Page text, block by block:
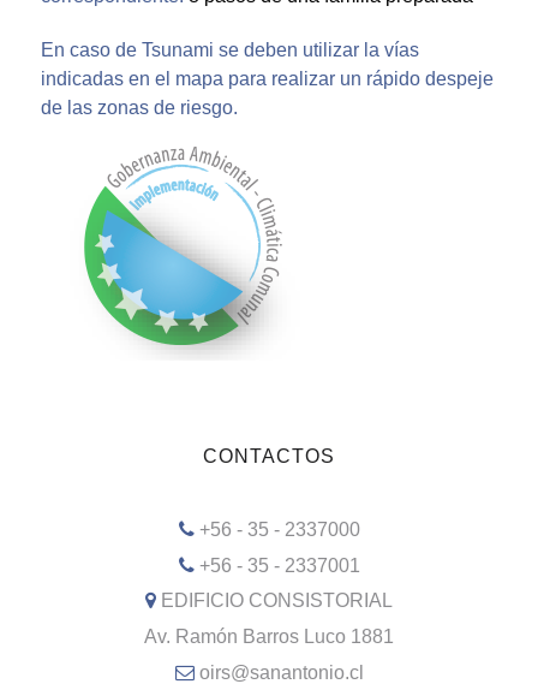
En caso de Tsunami se deben utilizar la vías
indicadas en el mapa para realizar un rápido despeje
de las zonas de riesgo.
CONTACTOS
+56 - 35 - 2337000
+56 - 35 - 2337001
EDIFICIO CONSISTORIAL
Av. Ramón Barros Luco 1881
oirs@sanantonio.cl